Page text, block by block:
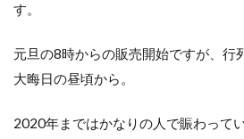
す。
元旦の8時からの販売開始ですが、行
大晦日の昼頃から。
2020年まではかなりの人で賑わって